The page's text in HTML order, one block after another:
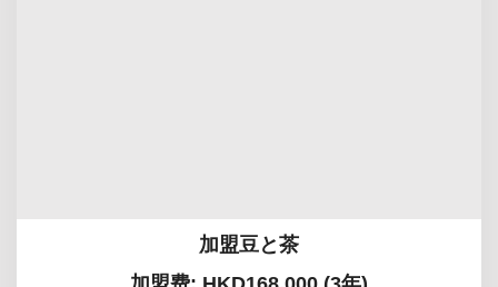
加盟豆と茶